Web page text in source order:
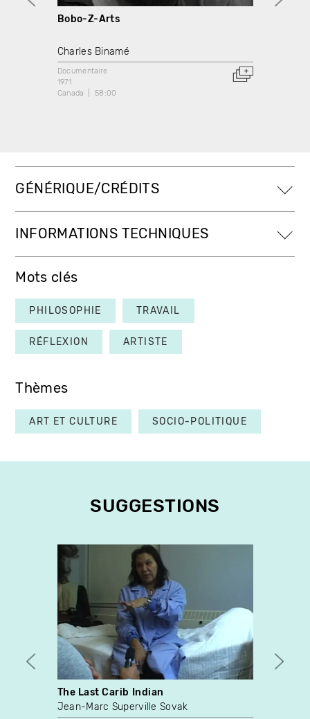
Bobo-Z-Arts
Charles Binamé
Documentaire
1971
Canada
58:00
GÉNÉRIQUE/CRÉDITS
INFORMATIONS TECHNIQUES
Mots clés
PHILOSOPHIE TRAVAIL
RÉFLEXION ARTISTE
Thèmes
ART ET CULTURE SOCIO-POLITIQUE
SUGGESTIONS
The Last Carib Indian
Jean-Marc Superville Sovak